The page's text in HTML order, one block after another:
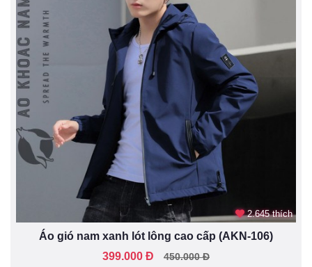
2.645 thích
Áo gió nam xanh lót lông cao cấp (AKN-106)
399.000 Đ
450.000 Đ